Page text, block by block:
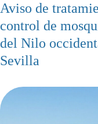
Aviso de
control de
del Nilo
Sevilla